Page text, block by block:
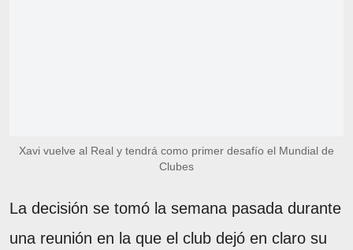
Xavi vuelve al Real y tendrá como primer desafío el Mundial de
Clubes
La decisión se tomó la semana pasada durante
una reunión en la que el club dejó en claro su